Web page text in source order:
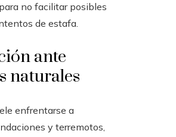
no facilitar posibles
de estafa.
ante
naturales
enfrentarse a
y terremotos,